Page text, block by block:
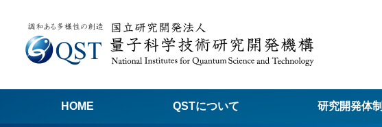
HOME QSTについて 研究開発体制